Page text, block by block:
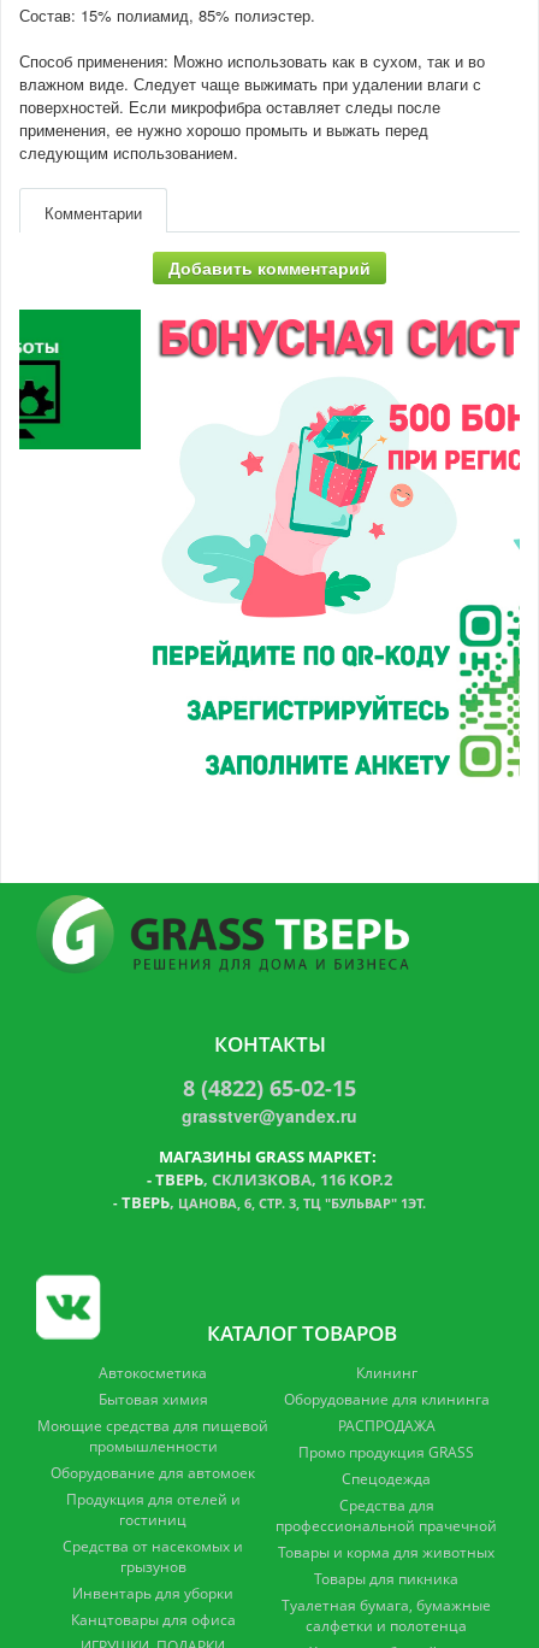
Состав: 15% полиамид, 85% полиэстер.
Способ применения: Можно использовать как в сухом, так и во
влажном виде. Следует чаще выжимать при удалении влаги с
поверхностей. Если микрофибра оставляет следы после
применения, ее нужно хорошо промыть и выжать перед
следующим использованием.
Комментарии
Добавить комментарий
КОНТАКТЫ
8 (4822) 65-02-15
grasstver@yandex.ru
МАГАЗИНЫ GRASS МАРКЕТ:
-ТВЕРЬ, СКЛИЗКОВА, 116 КОР.2
- ТВЕРЬ, ЦАНОВА, 6, СТР. 3, ТЦ "БУЛЬВАР" 1ЭТ.
КАТАЛОГ ТОВАРОВ
Автокосметика
Бытовая химия
Моющие средства для пищевой
промышленности
Оборудование для автомоек
Продукция для отелей и
гостиниц
Средства от насекомых и
грызунов
Инвентарь для уборки
Канцтовары для офиса
Клининг
Оборудование для клининга
РАСПРОДАЖА
Промо продукция GRASS
Спецодежда
Средства для
профессиональной прачечной
Товары и корма для животных
Товары для пикника
Туалетная бумага, бумажные
салфетки и полотенца